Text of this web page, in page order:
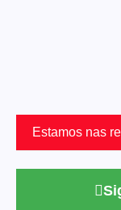
Estamos nas